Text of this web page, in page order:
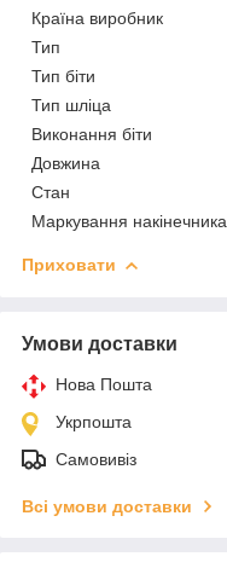
Країна виробник
Тип
Тип біти
Тип шліца
Виконання біти
Довжина
Стан
Маркування накінечника
Приховати
Умови доставки
Нова Пошта
Укрпошта
Самовивіз
Всі умови доставки